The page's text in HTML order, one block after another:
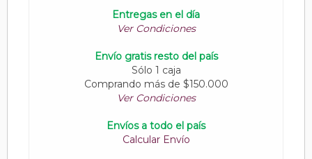
Entregas en el día
Ver Condiciones
Envío gratis resto del país
Sólo 1 caja
Comprando más de $150.000
Ver Condiciones
Envíos a todo el país
Calcular Envío